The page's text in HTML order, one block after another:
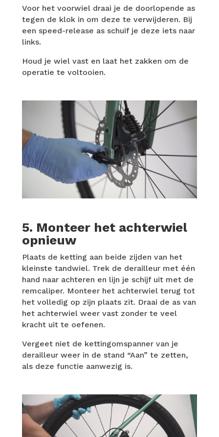
Voor het voorwiel draai je de doorlopende as
tegen de klok in om deze te verwijderen. Bij
een speed-release as schuif je deze iets naar
links.
Houd je wiel vast en laat het zakken om de
operatie te voltooien.
5. Monteer het achterwiel
opnieuw
Plaats de ketting aan beide zijden van het
kleinste tandwiel. Trek de derailleur met één
hand naar achteren en lijn je schijf uit met de
remcaliper. Monteer het achterwiel terug tot
het volledig op zijn plaats zit. Draai de as van
het achterwiel weer vast zonder te veel
kracht uit te oefenen.
Vergeet niet de kettingomspanner van je
derailleur weer in de stand “Aan” te zetten,
als deze functie aanwezig is.